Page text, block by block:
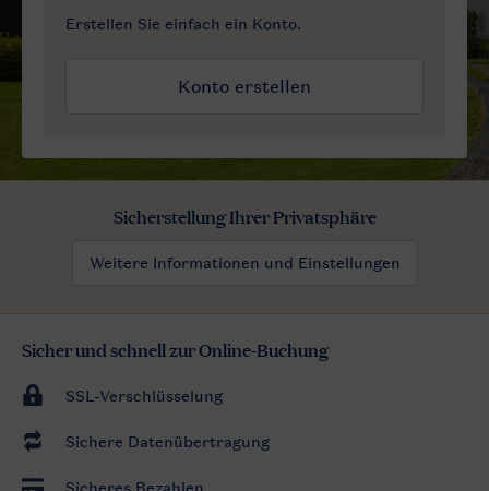
Sicherstellung Ihrer Privatsphäre
Weitere Informationen und Einstellungen
Sicher und schnell zur Online-Buchung
SSL-Verschlüsselung
Sichere Datenübertragung